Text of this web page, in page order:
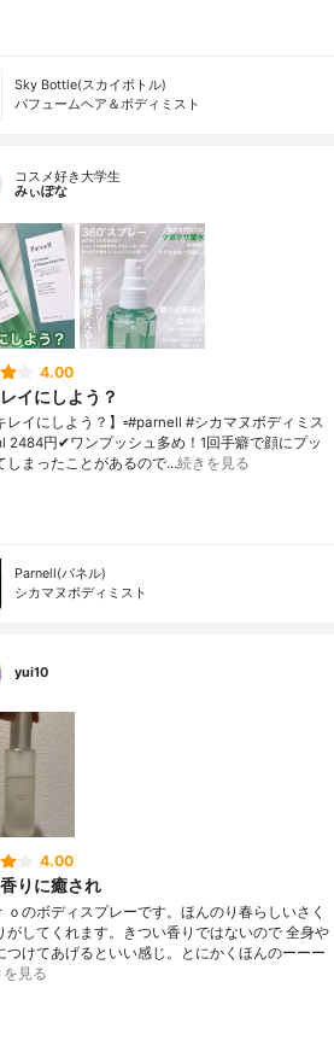
Sky Bottle(スカイボトル)
パフュームヘア＆ボディミスト
コスメ好き大学生
みぃぽな
4.00
イにしよう？
レイにしよう？】▫️#parnell #シカマヌボディミス
2484円✔ワンプッシュ多め！1回手癖で顔にプッ
しまったことがあるので…続きを見る
Parnell(パネル)
シカマヌボディミスト
yui10
4.00
りに癒され
ｏのボディスプレーです。ほんのり春らしいさく
がしてくれます。きつい香りではないので 全身や
つけてあげるといい感じ。とにかくほんのーーー
を見る